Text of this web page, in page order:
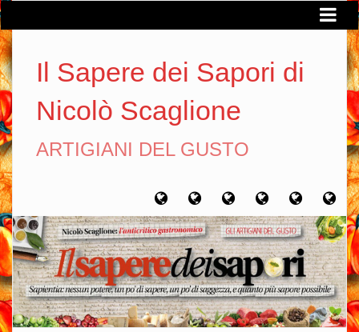
Il Sapere dei Sapori di
Nicolò Scaglione
ARTIGIANI DEL GUSTO
Home Chi
sono
Artigiani
del
gusto
Viaggi
del
gusto
Filosofia
del
gusto